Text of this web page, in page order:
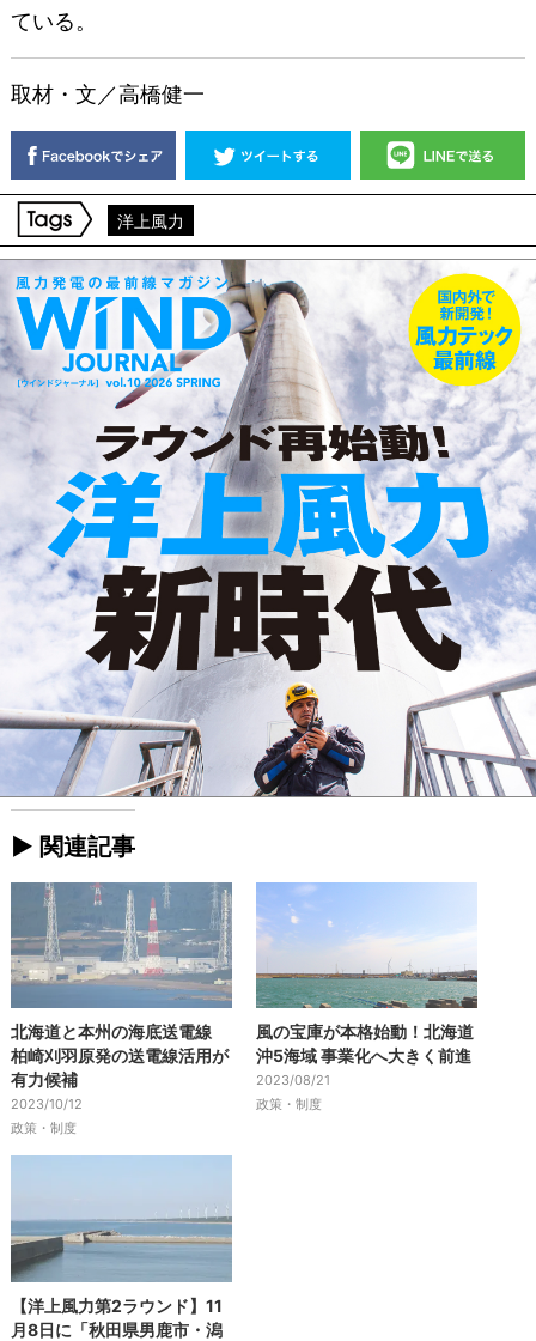
ている。
取材・文／高橋健一
洋上風力
► 関連記事
北海道と本州の海底送電線
柏崎刈羽原発の送電線活用が
有力候補
2023/10/12
政策・制度
風の宝庫が本格始動！北海道
沖5海域 事業化へ大きく前進
2023/08/21
政策・制度
【洋上風力第2ラウンド】11
月8日に「秋田県男鹿市・潟